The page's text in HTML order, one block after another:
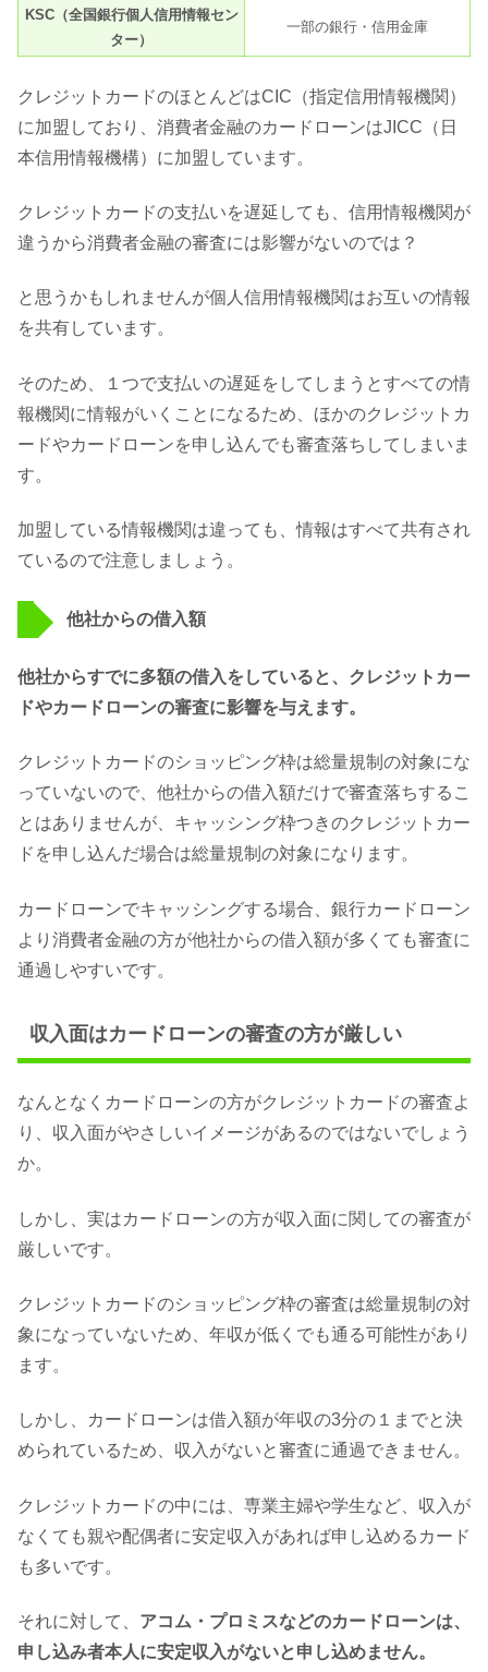
KSC（全国銀行個人信用情報セン
ター）
一部の銀行・信用金庫
クレジットカードのほとんどはCIC（指定信用情報機関）
に加盟しており、消費者金融のカードローンはJICC（日
本信用情報機構）に加盟しています。
クレジットカードの支払いを遅延しても、信用情報機関が
違うから消費者金融の審査には影響がないのでは？
と思うかもしれませんが個人信用情報機関はお互いの情報
を共有しています。
そのため、１つで支払いの遅延をしてしまうとすべての情
報機関に情報がいくことになるため、ほかのクレジットカ
ードやカードローンを申し込んでも審査落ちしてしまいま
す。
加盟している情報機関は違っても、情報はすべて共有され
ているので注意しましょう。
他社からの借入額
他社からすでに多額の借入をしていると、クレジットカー
ドやカードローンの審査に影響を与えます。
クレジットカードのショッピング枠は総量規制の対象にな
っていないので、他社からの借入額だけで審査落ちするこ
とはありませんが、キャッシング枠つきのクレジットカー
ドを申し込んだ場合は総量規制の対象になります。
カードローンでキャッシングする場合、銀行カードローン
より消費者金融の方が他社からの借入額が多くても審査に
通過しやすいです。
収入面はカードローンの審査の方が厳しい
なんとなくカードローンの方がクレジットカードの審査よ
り、収入面がやさしいイメージがあるのではないでしょう
か。
しかし、実はカードローンの方が収入面に関しての審査が
厳しいです。
クレジットカードのショッピング枠の審査は総量規制の対
象になっていないため、年収が低くでも通る可能性があり
ます。
しかし、カードローンは借入額が年収の3分の１までと決
められているため、収入がないと審査に通過できません。
クレジットカードの中には、専業主婦や学生など、収入が
なくても親や配偶者に安定収入があれば申し込めるカード
も多いです。
それに対して、 アコム・プロミスなどのカードローンは、
申し込み者本人に安定収入がないと申し込めません。